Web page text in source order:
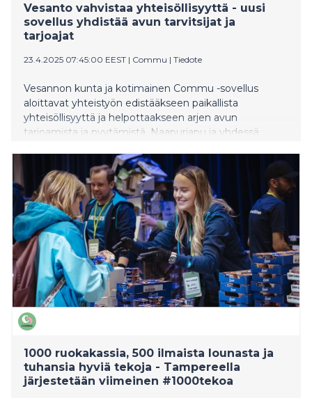
Vesanto vahvistaa yhteisöllisyyttä - uusi
sovellus yhdistää avun tarvitsijat ja
tarjoajat
23.4.2025 07:45:00 EEST | Commu | Tiedote
Vesannon kunta ja kotimainen Commu -sovellus
aloittavat yhteistyön edistääkseen paikallista
yhteisöllisyyttä ja helpottaakseen arjen avun
tarjoamista ja pyytämistä. Naapuriapu ja yhdessä
ja Commun avulla avun löytäminen ja antaminen on
entistä vaivattomampaa. Sovelluksen myötä
Vesannon asukkaat voivat jakaa osaamistaan, antaa
aikaansa ja löytää apua arjen tarpeisiin.
1000 ruokakassia, 500 ilmaista lounasta ja
tuhansia hyviä tekoja - Tampereella
järjestetään viimeinen #1000tekoa